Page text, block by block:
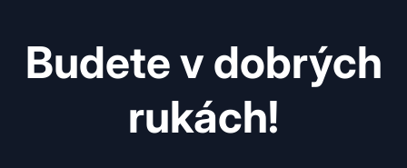
Budete v dobrých
rukách!